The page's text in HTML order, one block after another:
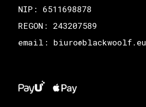
NIP: 6511698878
REGON: 243207589
email: biuro@blackwoolf.eu